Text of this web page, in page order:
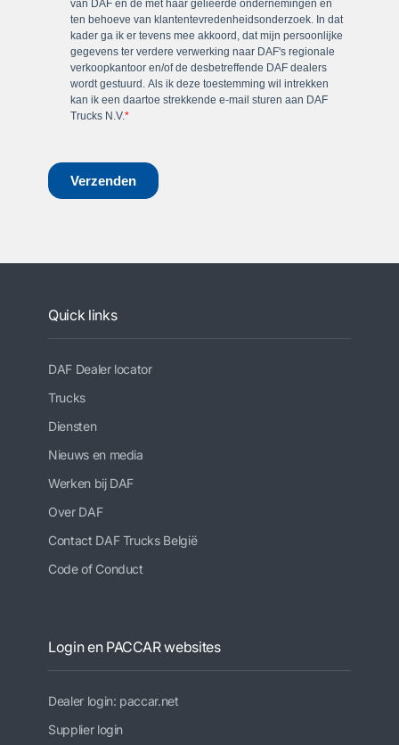
Quick links
DAF Dealer locator
Trucks
Diensten
Nieuws en media
Werken bij DAF
Over DAF
Contact DAF Trucks België
Code of Conduct
Login en PACCAR websites
Dealer login: paccar.net
Supplier login